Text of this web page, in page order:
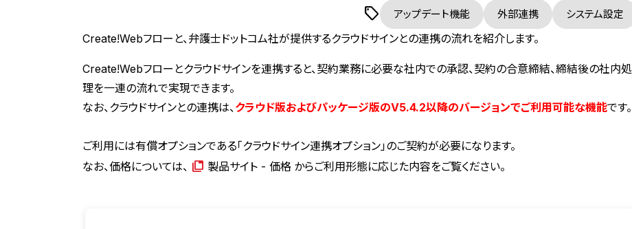
アップデート機能 外部連携 システム設定
Create!Webフローと、弁護士ドットコム社が提供するクラウドサインとの連携の流れを紹介します。
Create!Webフローとクラウドサインを連携すると、契約業務に必要な社内での承認、契約の合意締結、締結後の社内処
理を一連の流れで実現できます。
なお、クラウドサインとの連携は、 クラウド版およびパッケージ版のV5.4.2以降のバージョンでご利用可能な機能です。
ご利用には有償オプションである「クラウドサイン連携オプション」のご契約が必要になります。
なお、価格については、
製品サイト - 価格 からご利用形態に応じた内容をご覧ください。